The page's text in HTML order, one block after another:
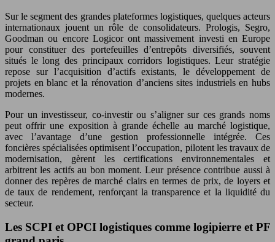
Sur le segment des grandes plateformes logistiques, quelques acteurs
internationaux jouent un rôle de consolidateurs. Prologis, Segro,
Goodman ou encore Logicor ont massivement investi en Europe
pour constituer des portefeuilles d’entrepôts diversifiés, souvent
situés le long des principaux corridors logistiques. Leur stratégie
repose sur l’acquisition d’actifs existants, le développement de
projets en blanc et la rénovation d’anciens sites industriels en hubs
modernes.
Pour un investisseur, co-investir ou s’aligner sur ces grands noms
peut offrir une exposition à grande échelle au marché logistique,
avec l’avantage d’une gestion professionnelle intégrée. Ces
foncières spécialisées optimisent l’occupation, pilotent les travaux de
modernisation, gèrent les certifications environnementales et
arbitrent les actifs au bon moment. Leur présence contribue aussi à
donner des repères de marché clairs en termes de prix, de loyers et
de taux de rendement, renforçant la transparence et la liquidité du
secteur.
Les SCPI et OPCI logistiques comme logipierre et PF